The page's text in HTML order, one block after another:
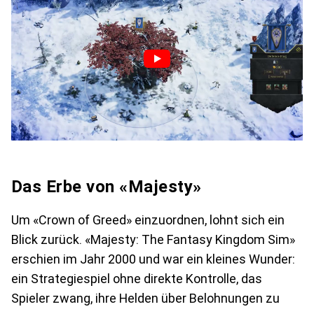
Das Erbe von «Majesty»
Um «Crown of Greed» einzuordnen, lohnt sich ein
Blick zurück. «Majesty: The Fantasy Kingdom Sim»
erschien im Jahr 2000 und war ein kleines Wunder:
ein Strategiespiel ohne direkte Kontrolle, das
Spieler zwang, ihre Helden über Belohnungen zu